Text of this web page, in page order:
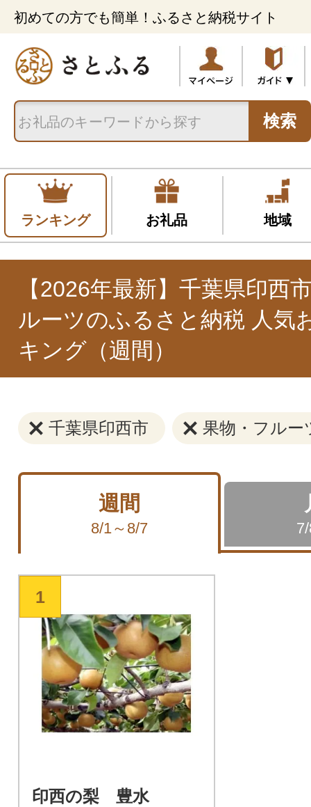
初めての方でも簡単！ふるさと納税サイト
検索
ランキング お礼品 地域
【2026年最新】千葉県印西
ルーツのふるさと納税 人気
キング（週間）
千葉県印西市 果物・フルー
週間
8/1～8/7
1
印西の梨 豊水